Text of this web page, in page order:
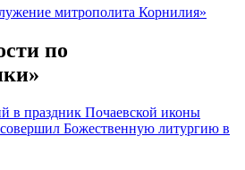
митрополита Корнилия»
по